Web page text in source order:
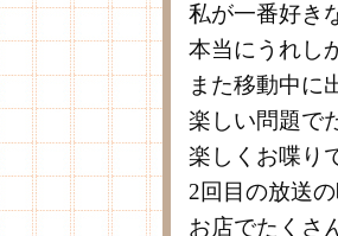
私が一番好き
本当にうれし
また移動中に
楽しい問題で
楽しくお喋り
2回目の放送
お店でたくさ